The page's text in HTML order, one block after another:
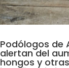
Podólogos de
alertan del
hongos y